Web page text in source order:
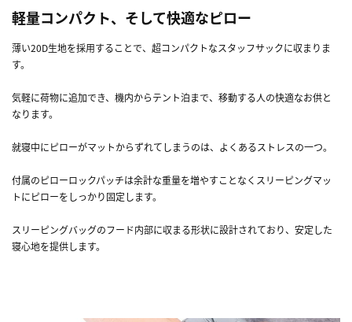
軽量コンパクト、そして快適なピロー
薄い20D生地を採用することで、超コンパクトなスタッフサックに収まりま
す。
気軽に荷物に追加でき、機内からテント泊まで、移動する人の快適なお供と
なります。
就寝中にピローがマットからずれてしまうのは、よくあるストレスの一つ。
付属のピローロックパッチは余計な重量を増やすことなくスリーピングマッ
トにピローをしっかり固定します。
スリーピングバッグのフード内部に収まる形状に設計されており、安定した
寝心地を提供します。